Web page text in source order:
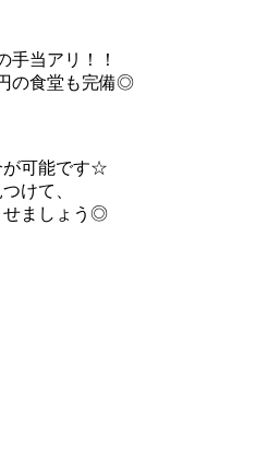
手当アリ！！
の食堂も完備◎
が可能です☆
けて、
せましょう◎